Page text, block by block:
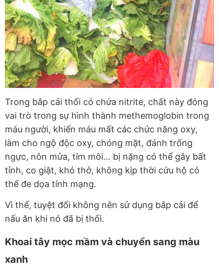
Trong bắp cải thối có chứa nitrite, chất này đóng
vai trò trong sự hình thành methemoglobin trong
máu người, khiến máu mất các chức năng oxy,
làm cho ngộ độc oxy, chóng mặt, đánh trống
ngực, nôn mửa, tím môi… bị nặng có thể gây bất
tỉnh, co giật, khó thở, không kịp thời cứu hộ có
thể đe dọa tính mạng.
Vì thế, tuyệt đối không nên sử dụng bắp cải để
nấu ăn khi nó đã bị thối.
Khoai tây mọc mầm và chuyển sang màu
xanh